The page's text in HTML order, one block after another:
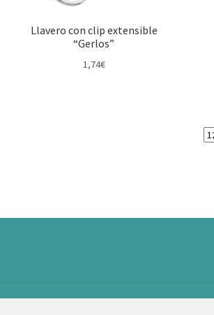
Llavero con clip extensible
“Gerlos”
1,74€